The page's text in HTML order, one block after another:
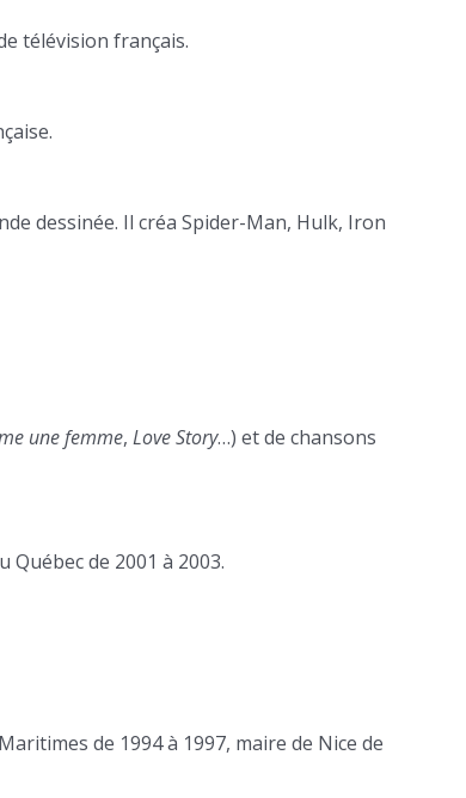
télévision français.
dessinée. Il créa Spider-Man, Hulk, Iron
une femme, Love Story…) et de chansons
de 2001 à 2003.
de 1994 à 1997, maire de Nice de